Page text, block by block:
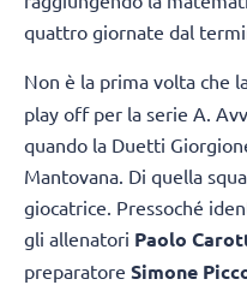
quattro giornate dal
Non è la prima volta che
play off per la serie A.
quando la Duetti
Mantovana. Di quella
giocatrice. Pressoché
gli allenatori Paolo
preparatore Simone